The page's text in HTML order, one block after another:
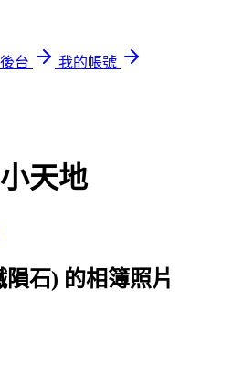
台
我的帳號
天地
石) 的相簿照片